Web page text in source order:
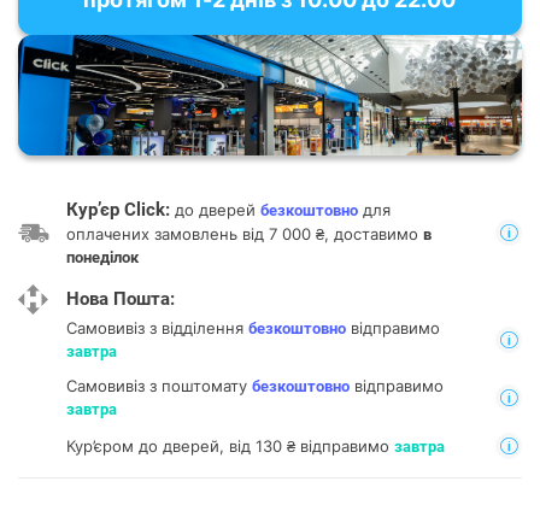
Кур’єр Click: до дверей безкоштовно для
оплачених замовлень від 7 000 ₴, доставимо в
понеділок
Нова Пошта:
Самовивіз з відділення безкоштовно відправимо
завтра
Самовивіз з поштомату безкоштовно відправимо
завтра
Кур’єром до дверей, від 130 ₴ відправимо завтра